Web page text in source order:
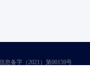
息备字（2021）第00159号